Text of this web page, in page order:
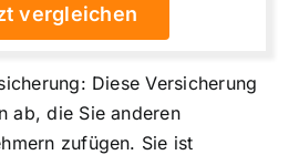
vergleichen
Diese Versicherung
ab, die Sie anderen
zufügen. Sie ist